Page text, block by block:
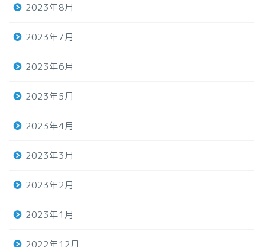
2023年8月
2023年7月
2023年6月
2023年5月
2023年4月
2023年3月
2023年2月
2023年1月
2022年12月